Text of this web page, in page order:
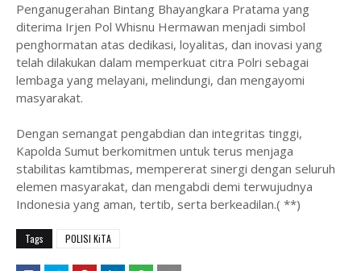
Penganugerahan Bintang Bhayangkara Pratama yang
diterima Irjen Pol Whisnu Hermawan menjadi simbol
penghormatan atas dedikasi, loyalitas, dan inovasi yang
telah dilakukan dalam memperkuat citra Polri sebagai
lembaga yang melayani, melindungi, dan mengayomi
masyarakat.
Dengan semangat pengabdian dan integritas tinggi,
Kapolda Sumut berkomitmen untuk terus menjaga
stabilitas kamtibmas, mempererat sinergi dengan seluruh
elemen masyarakat, dan mengabdi demi terwujudnya
Indonesia yang aman, tertib, serta berkeadilan.( **)
Tags POLISI KiTA